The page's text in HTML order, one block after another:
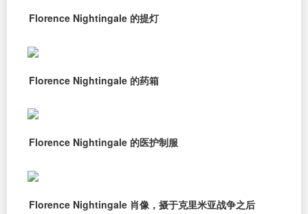
Florence Nightingale 的提灯
Florence Nightingale 的药箱
Florence Nightingale 的医护制服
Florence Nightingale 肖像，摄于克里米亚战争之后